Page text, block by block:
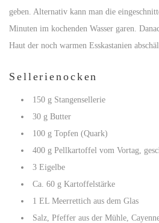
geben. Alternativ kann man die
Minuten im kochenden Wasser garen.
Haut der noch warmen Esskastanien
Sellerienocken
150 g Stangensellerie
30 g Butter
100 g Topfen (Quark)
400 g Pellkartoffel vom Vortag,
3 Eigelbe
Ca. 60 g Kartoffelstärke
1 EL Meerrettich aus dem Glas
Salz, Pfeffer aus der Mühle,